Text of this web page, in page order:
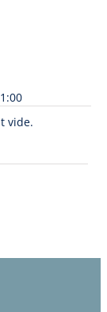
vide.